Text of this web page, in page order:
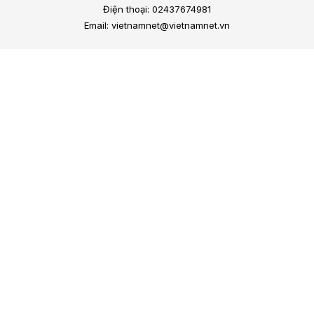
Điện thoại: 02437674981
Email: vietnamnet@vietnamnet.vn